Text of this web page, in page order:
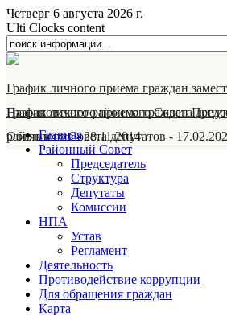
Четверг 6 августа 2026 г.
Ulti Clocks content
График личного приема граждан
Назрановского районного Совета
График личного приема граждан
районного Совета депутатов -
Объявление-28.11.2014
Главная
Районный Совет
Председатель
Структура
Депутаты
Комиссии
НПА
Устав
Регламент
Деятельность
Противодействие коррупции
Для обращения граждан
Карта